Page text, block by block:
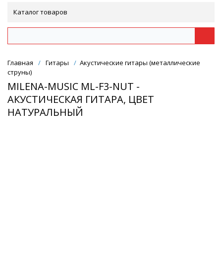
Каталог товаров
Главная / Гитары / Акустические гитары (металлические
струны)
MILENA-MUSIC ML-F3-NUT -
АКУСТИЧЕСКАЯ ГИТАРА, ЦВЕТ
НАТУРАЛЬНЫЙ